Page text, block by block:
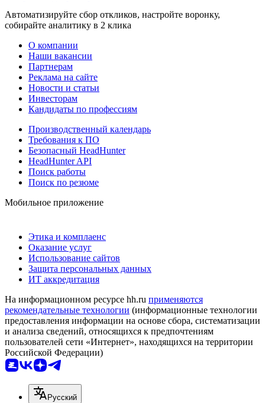
Автоматизируйте сбор откликов, настройте воронку,
собирайте аналитику в 2 клика
О компании
Наши вакансии
Партнерам
Реклама на сайте
Новости и статьи
Инвесторам
Кандидаты по профессиям
Производственный календарь
Требования к ПО
Безопасный HeadHunter
HeadHunter API
Поиск работы
Поиск по резюме
Мобильное приложение
Этика и комплаенс
Оказание услуг
Использование сайтов
Защита персональных данных
ИТ аккредитация
На информационном ресурсе hh.ru применяются
рекомендательные технологии (информационные технологии
предоставления информации на основе сбора, систематизации
и анализа сведений, относящихся к предпочтениям
пользователей сети «Интернет», находящихся на территории
Российской Федерации)
Русский